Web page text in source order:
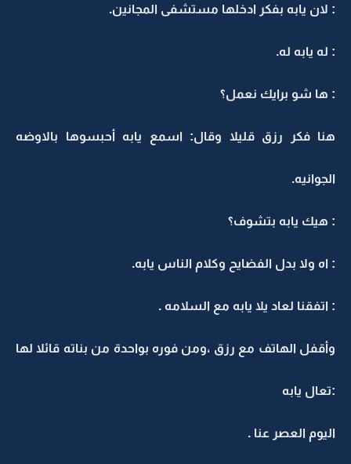
: لان يابه بفكر ادخلها مستشفى المجانين.
: له يابه له.
: ها شو برايك نعمل؟
هنا فكر رزق قليلا وقال: اسمع يابه أحبسوها بالاوضه
الجوانيه.
: هيك يابه بتشوف؟
: اه ولا بدل الفضايح وكلام الناس يابه.
: اتفقنا لعاد يلا يابه مع السلامه .
وأقفل الهاتف مع رزق ،ومن فوره بواحدة من بناته قائلا لها
:تعال يابه
اليوم العصر عنا .